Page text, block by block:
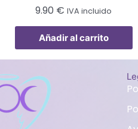
9.90 € IVA incluido
Añadir al carrito